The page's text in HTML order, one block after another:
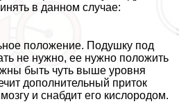
в данном случае:
положение. Подушку под
не нужно, ее нужно положить
быть чуть выше уровня
дополнительный приток
и снабдит его кислородом.